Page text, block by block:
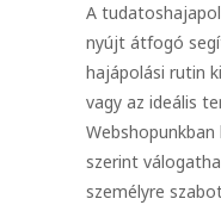
A
nyújt átfogó
hajápolási rutin
vagy az ideális
szerint
személyre